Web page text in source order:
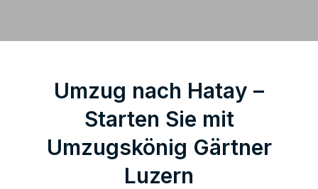
Umzug nach Hatay –
Starten Sie mit
Umzugskönig Gärtner
Luzern